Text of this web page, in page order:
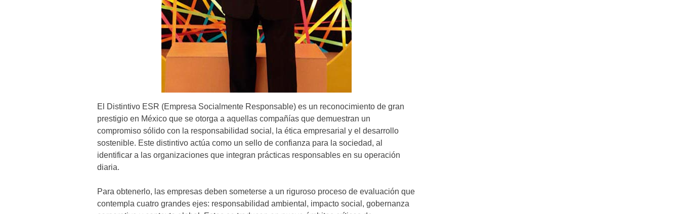
El Distintivo ESR (Empresa Socialmente Responsable) es un reconocimiento de gran
prestigio en México que se otorga a aquellas compañías que demuestran un
compromiso sólido con la responsabilidad social, la ética empresarial y el desarrollo
sostenible. Este distintivo actúa como un sello de confianza para la sociedad, al
identificar a las organizaciones que integran prácticas responsables en su operación
diaria.
Para obtenerlo, las empresas deben someterse a un riguroso proceso de evaluación que
contempla cuatro grandes ejes: responsabilidad ambiental, impacto social, gobernanza